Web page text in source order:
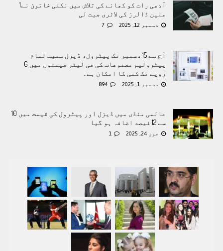
آدھی رات کو کھانے کی تلاش میں نکلی خاتون نے1
ملین ڈالرز کی لاٹری جیت لی
دسمبر 12, 2025 7
آج سے 15 دسمبر تک پیٹرول، ڈیزل سمیت تمام
پیٹرولیم مصنوعات کی فی لیٹر قیمتوں میں 6
روپے تک کمی کا امکان ہے۔
دسمبر 1, 2025 894
عالمی منڈی میں ڈیزل اور پیٹرول کی قیمت میں 10
سے 12 فیصد اضافہ ہو گیا
جون 24, 2025 1